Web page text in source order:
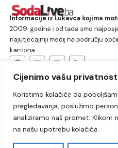
Cijenimo vašu privatnost
Koristimo kolačiće da
pregledavanja, poslužimo
analiziramo naš promet. Klikom
na našu upotrebu kolačića.
Informacije iz Lukavca kojima
2009. godine i od tada smo
najutjecajniji medij na području
kantona.
Lukavac Društvo Crna
Kultura
Kolumne